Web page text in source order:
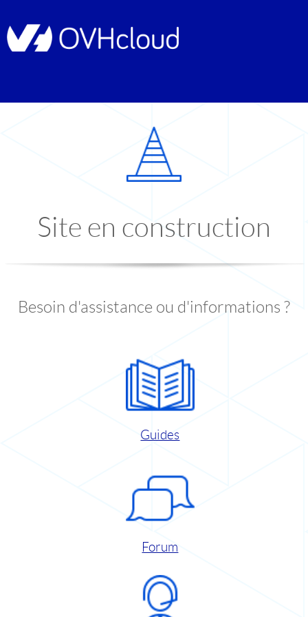
Site en construction
Besoin d'assistance ou d'informations ?
Guides
Forum